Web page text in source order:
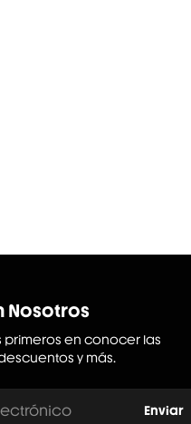
Nosotros
primeros en conocer las
y más.
Enviar